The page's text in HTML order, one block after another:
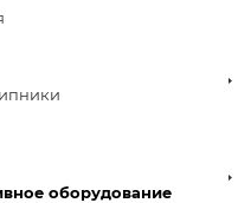
оборудование